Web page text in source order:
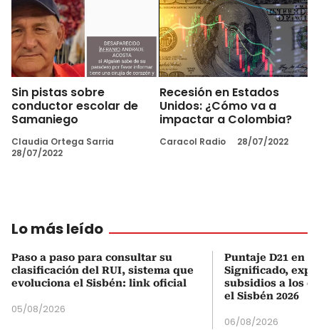
Sin pistas sobre
conductor escolar de
Samaniego
Claudia Ortega Sarria
28/07/2022
Recesión en Estados
Unidos: ¿Cómo va a
impactar a Colombia?
Caracol Radio 28/07/2022
Lo más leído
Paso a paso para consultar su
clasificación del RUI, sistema que
evoluciona el Sisbén: link oficial
05/08/2026
Puntaje D21 en
Significado,
subsidios a los
el Sisbén 2026
06/08/2026